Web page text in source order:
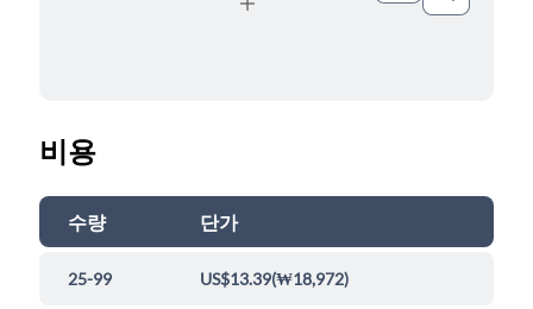
비용
수량 단가
25-99 US$13.39(₩18,972)